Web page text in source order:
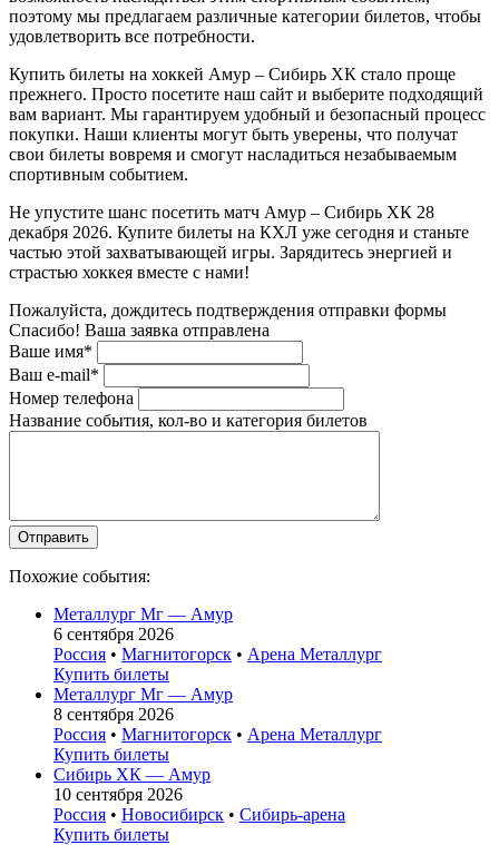
поэтому мы предлагаем различные категории билетов, чтобы
удовлетворить все потребности.
Купить билеты на хоккей Амур – Сибирь ХК стало проще
прежнего. Просто посетите наш сайт и выберите подходящий
вам вариант. Мы гарантируем удобный и безопасный процесс
покупки. Наши клиенты могут быть уверены, что получат
свои билеты вовремя и смогут насладиться незабываемым
спортивным событием.
Не упустите шанс посетить матч Амур – Сибирь ХК 28
декабря 2026. Купите билеты на КХЛ уже сегодня и станьте
частью этой захватывающей игры. Зарядитесь энергией и
страстью хоккея вместе с нами!
Пожалуйста, дождитесь подтверждения отправки формы
Спасибо! Ваша заявка отправлена
Ваше имя*
Ваш e-mail*
Номер телефона
Название события, кол-во и категория билетов
Похожие события:
Металлург Мг — Амур
6 сентября 2026
Россия • Магнитогорск • Арена Металлург
Купить билеты
Металлург Мг — Амур
8 сентября 2026
Россия • Магнитогорск • Арена Металлург
Купить билеты
Сибирь ХК — Амур
10 сентября 2026
Россия • Новосибирск • Сибирь-арена
Купить билеты